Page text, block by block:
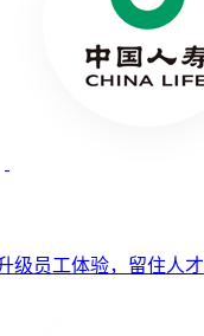
级员工体验，留住人才